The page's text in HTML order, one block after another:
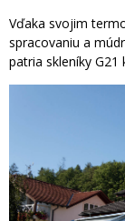
Vďaka svojim
spracovaniu a
patria skleníky G21